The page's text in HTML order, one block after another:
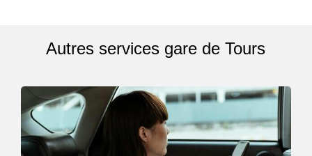
Autres services gare de Tours